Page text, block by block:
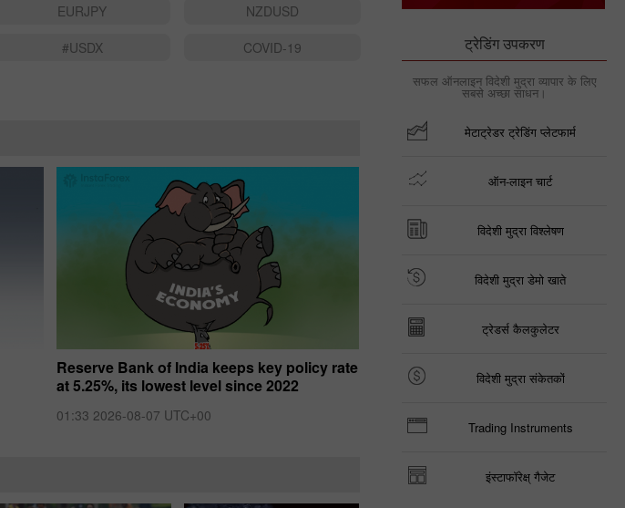
EURJPY
NZDUSD
#USDX
COVID-19
Reserve Bank of India keeps key policy rate
at 5.25%, its lowest level since 2022
01:33 2026-08-07 UTC+00
Central bank gold buying
01:17 2026-08-07 UTC+00
ट्रेडिंग उपकरण
सफल ऑनलाइन विदेशी मुद्रा व्यापार के लिए
सबसे अच्छा साधन।
मेटाट्रेडर ट्रेडिंग प्लेटफार्म
ऑन-लाइन चार्ट
विदेशी मुद्रा विश्लेषण
विदेशी मुद्रा डेमो खाते
ट्रेडर्स कैलकुलेटर
विदेशी मुद्रा संकेतकों
Trading Instruments
इंस्टाफॉरेक्ष् गैजेट